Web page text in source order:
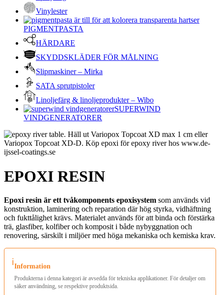
Vinylester
PIGMENTPASTA
HÄRDARE
SKYDDSKLÄDER FÖR MÅLNING
Slipmaskiner – Mirka
SATA sprutpistoler
Linoljefärg & linoljeprodukter – Wibo
SUPERWIND
VINDGENERATORER
EPOXI RESIN
Epoxi resin är ett tvåkomponents epoxisystem som används vid
konstruktion, laminering och reparation där hög styrka, vidhäftning
och fukttålighet krävs. Materialet används för att binda och förstärka
trä, glasfiber, kolfiber och komposit i både nybyggnation och
renovering, särskilt i miljöer med höga mekaniska och kemiska krav.
ℹ️Information
Produkterna i denna kategori är avsedda för tekniska applikationer. För detaljer om
säker användning, se respektive produktsida.